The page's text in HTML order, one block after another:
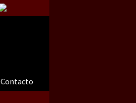
Contacto